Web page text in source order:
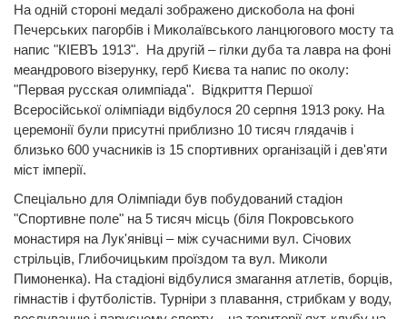
На одній стороні медалі зображено дискобола на фоні
Печерських пагорбів і Миколаївського ланцюгового мосту та
напис "КІЕВЪ 1913". На другій – гілки дуба та лавра на фоні
меандрового візерунку, герб Києва та напис по околу:
"Первая русская олимпіада". Відкриття Першої
Всеросійської олімпіади відбулося 20 серпня 1913 року. На
церемонії були присутні приблизно 10 тисяч глядачів і
близько 600 учасників із 15 спортивних організацій і дев'яти
міст імперії.
Спеціально для Олімпіади був побудований стадіон
"Спортивне поле" на 5 тисяч місць (біля Покровського
монастиря на Лук'янівці – між сучасними вул. Січових
стрільців, Глибочицьким проїздом та вул. Миколи
Пимоненка). На стадіоні відбулися змагання атлетів, борців,
гімнастів і футболістів. Турніри з плавання, стрибкам у воду,